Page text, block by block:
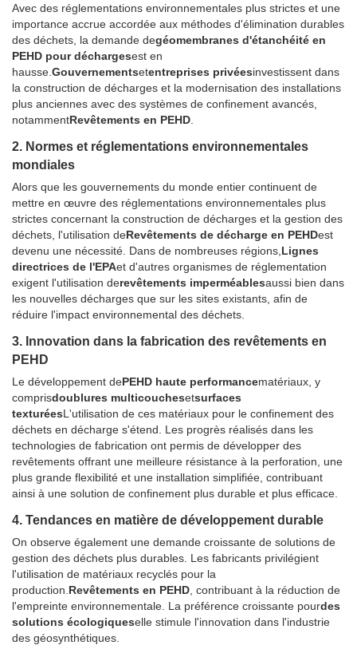
Avec des réglementations environnementales plus strictes et une
importance accrue accordée aux méthodes d'élimination durables
des déchets, la demande degéomembranes d'étanchéité en
PEHD pour déchargesest en
hausse. Gouvernementsetentreprises privéesinvestissent dans
la construction de décharges et la modernisation des installations
plus anciennes avec des systèmes de confinement avancés,
notammentRevêtements en PEHD
2. Normes et réglementations environnementales
mondiales
Alors que les gouvernements du monde entier continuent de
mettre en œuvre des réglementations environnementales plus
strictes concernant la construction de décharges et la gestion des
déchets, l'utilisation deRevêtements de décharge en PEHDest
devenu une nécessité. Dans de nombreuses régions, Lignes
directrices de l'EPAet d'autres organismes de réglementation
exigent l'utilisation derevêtements imperméablesaussi bien dans
les nouvelles décharges que sur les sites existants, afin de
réduire l'impact environnemental des déchets.
3. Innovation dans la fabrication des revêtements en
PEHD
Le développement dePEHD haute performancematériaux, y
comprisdoublures multicouchesetsurfaces
texturéesL'utilisation de ces matériaux pour le confinement des
déchets en décharge s'étend. Les progrès réalisés dans les
technologies de fabrication ont permis de développer des
revêtements offrant une meilleure résistance à la perforation, une
plus grande flexibilité et une installation simplifiée, contribuant
ainsi à une solution de confinement plus durable et plus efficace.
4. Tendances en matière de développement durable
On observe également une demande croissante de solutions de
gestion des déchets plus durables. Les fabricants privilégient
l'utilisation de matériaux recyclés pour la
production. Revêtements en PEHD , contribuant à la réduction de
l'empreinte environnementale. La préférence croissante pourdes
solutions écologiqueselle stimule l'innovation dans l'industrie
des géosynthétiques.